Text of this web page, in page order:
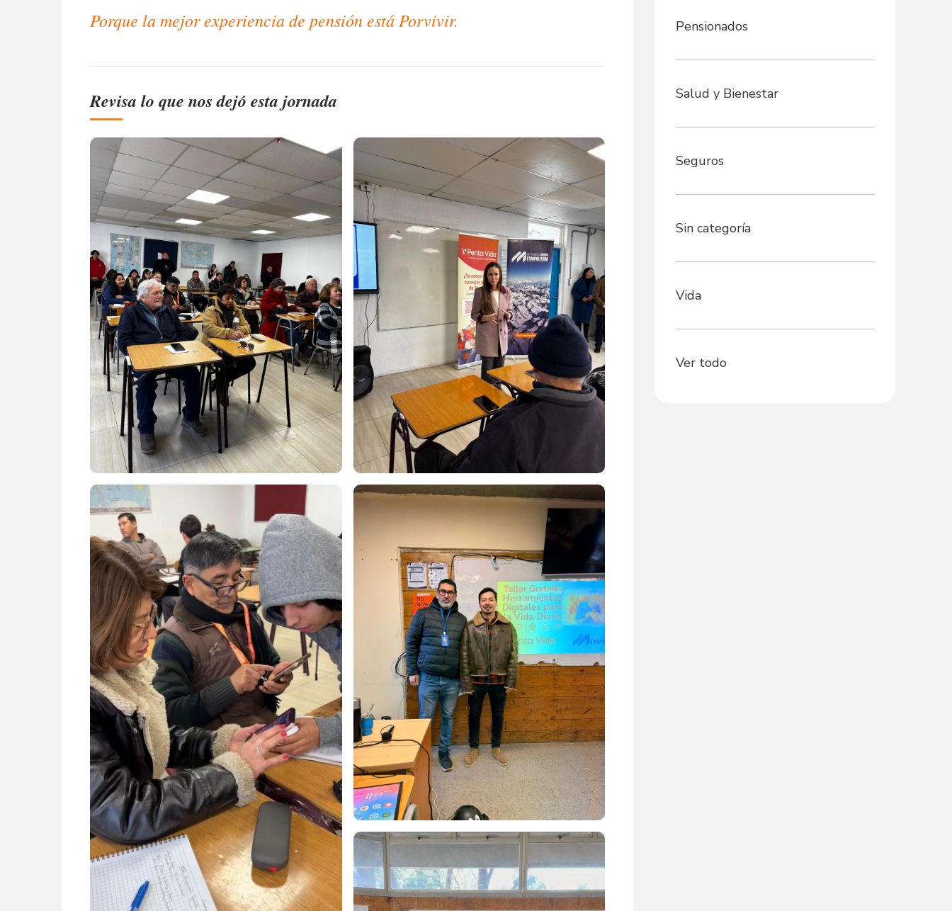
Porque la mejor experiencia de pensión está Porvivir.
Revisa lo que nos dejó esta jornada
Pensionados
Salud y Bienestar
Seguros
Sin categoría
Vida
Ver todo